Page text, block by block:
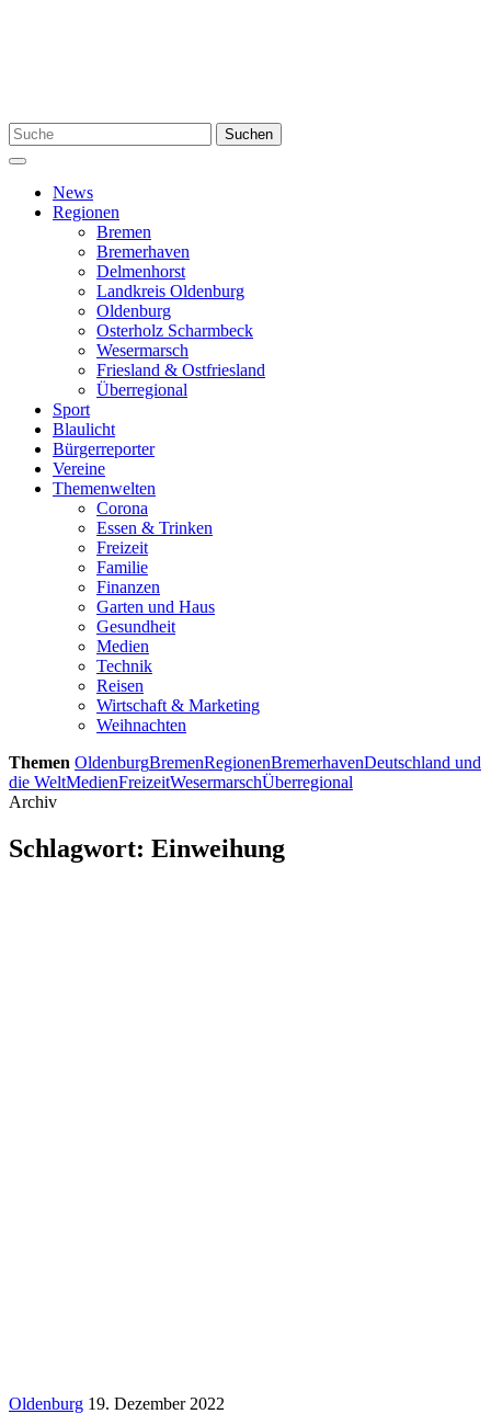
Suchen
nach:
Suchen
Menü
News
Regionen
Bremen
Bremerhaven
Delmenhorst
Landkreis Oldenburg
Oldenburg
Osterholz Scharmbeck
Wesermarsch
Friesland & Ostfriesland
Überregional
Sport
Blaulicht
Bürgerreporter
Vereine
Themenwelten
Corona
Essen & Trinken
Freizeit
Familie
Finanzen
Garten und Haus
Gesundheit
Medien
Technik
Reisen
Wirtschaft & Marketing
Weihnachten
Themen OldenburgBremenRegionenBremerhavenDeutschland und
die WeltMedienFreizeitWesermarschÜberregional
Archiv
Schlagwort: Einweihung
Oldenburg 19. Dezember 2022